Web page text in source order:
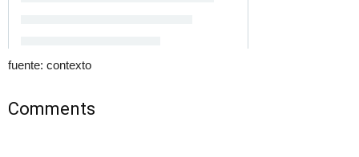
fuente: contexto
Comments